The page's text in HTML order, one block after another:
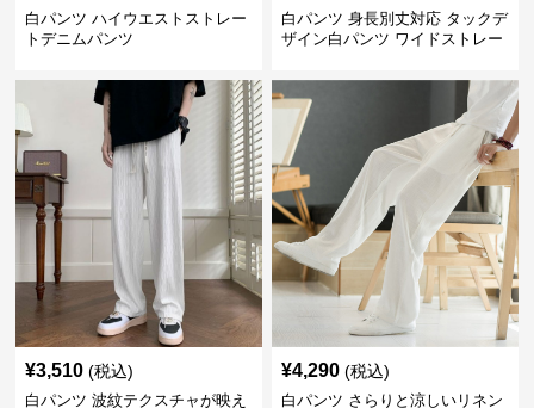
白パンツ ハイウエストストレー
トデニムパンツ
白パンツ 身長別丈対応 タックデ
ザイン白パンツ ワイドストレー
¥3,510 (税込)
白パンツ 波紋テクスチャが映え
¥4,290 (税込)
白パンツ さらりと涼しいリネン